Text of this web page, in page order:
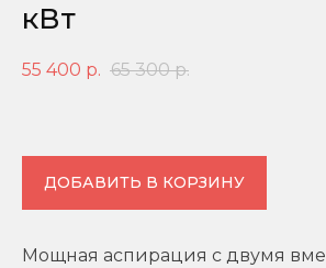
кВт
55 400 р. 65 300 р.
ДОБАВИТЬ В КОРЗИНУ
Мощная аспирация с двумя